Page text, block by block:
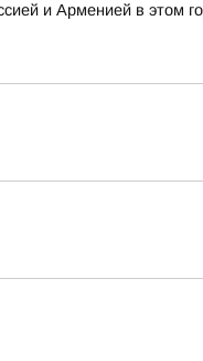
и Арменией в этом